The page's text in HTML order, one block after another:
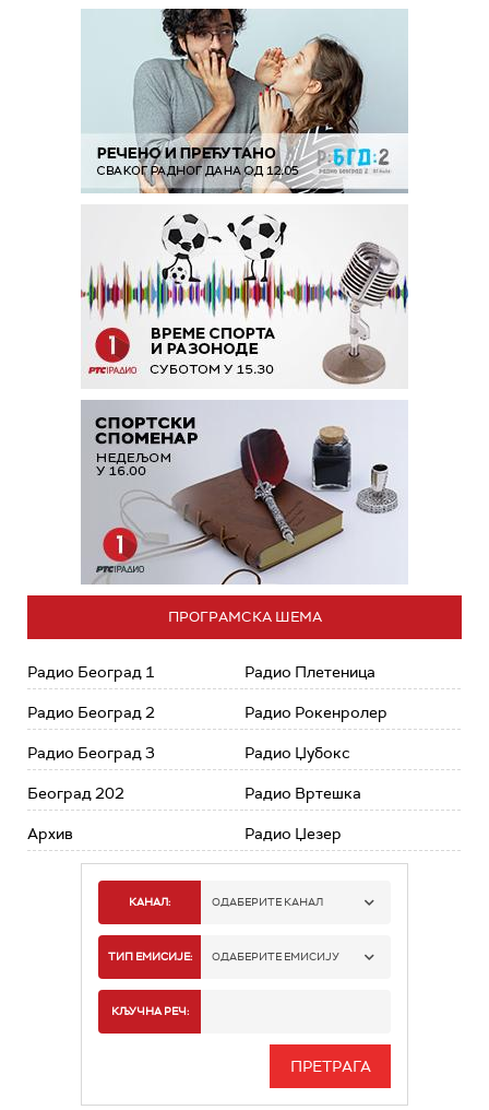
ПРОГРАМСКА ШЕМА
Радио Београд 1
Радио Београд 2
Радио Београд 3
Београд 202
Архив
Радио Плетеница
Радио Рокенролер
Радио Џубокс
Радио Вртешка
Радио Џезер
КАНАЛ: ОДАБЕРИТЕ КАНАЛ
РАДИО БЕОГРАД 1
РАДИО БЕОГРАД 3
ТИП ЕМИСИЈЕ: ОДАБЕРИТЕ ЕМИСИЈУ
ИНФО
КЉУЧНА РЕЧ: